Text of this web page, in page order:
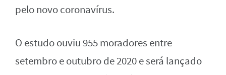
pelo novo coronavírus.
O estudo ouviu 955 moradores entre
setembro e outubro de 2020 e será lançado